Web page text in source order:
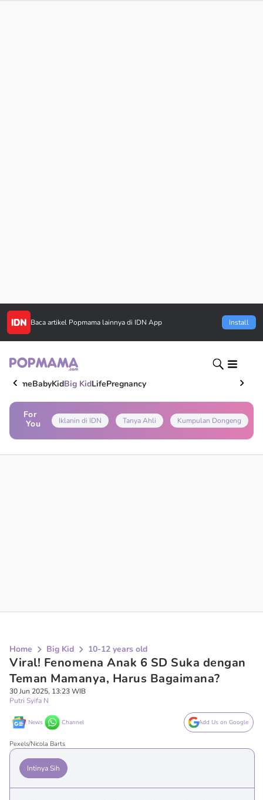
Baca artikel Popmama lainnya di IDN App Install
HomeBabyKidBig KidLifePregnancy
For
You
Iklanin di IDN Tanya Ahli Kumpulan Dongeng
Home Big Kid 10-12 years old
Viral! Fenomena Anak 6 SD Suka dengan
Teman Mamanya, Harus Bagaimana?
30 Jun 2025, 13:23 WIB
Putri Syifa N
News Channel Add Us on Google
Pexels/Nicola Barts
Intinya Sih